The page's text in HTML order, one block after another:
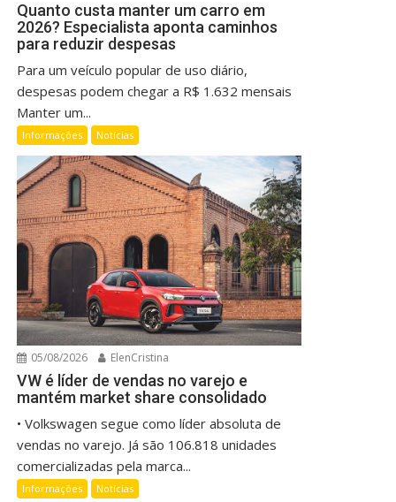
Quanto custa manter um carro em
2026? Especialista aponta caminhos
para reduzir despesas
Para um veículo popular de uso diário,
despesas podem chegar a R$ 1.632 mensais
Manter um...
Informações Notícias
05/08/2026 ElenCristina
VW é líder de vendas no varejo e
mantém market share consolidado
• Volkswagen segue como líder absoluta de
vendas no varejo. Já são 106.818 unidades
comercializadas pela marca...
Informações Notícias